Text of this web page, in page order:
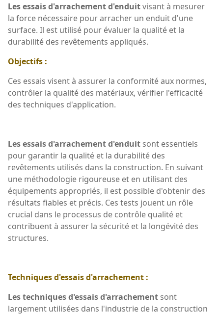
Les essais d'arrachement d'enduitvisant à mesurer
la force nécessaire pour arracher un enduit d'une
surface. Il est utilisé pour évaluer la qualité et la
durabilité des revêtements appliqués.
Objectifs :
Ces essais visent à assurer la conformité aux normes,
contrôler la qualité des matériaux, vérifier l'efficacité
des techniques d'application.
Les essais d'arrachement d'enduit sont essentiels
pour garantir la qualité et la durabilité des
revêtements utilisés dans la construction. En suivant
une méthodologie rigoureuse et en utilisant des
équipements appropriés, il est possible d'obtenir des
résultats fiables et précis. Ces tests jouent un rôle
crucial dans le processus de contrôle qualité et
contribuent à assurer la sécurité et la longévité des
structures.
Techniques d'essais d'arrachement :
Les techniques d'essais d'arrachement sont
largement utilisées dans l'industrie de la construction